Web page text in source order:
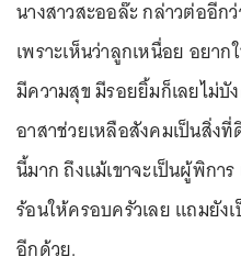
นางสาวสะออล๊ะ กล่าวต่ออีก
เพราะเห็นว่าลูกเหนื่อย อยา
มีความสุข มีรอยยิ้มก็เลยไม่บั
อาสาช่วยเหลือสังคมเป็นสิ่
นี้มาก ถึงแม้เขาจะเป็นผู้พิกา
ร้อนให้ครอบครัวเลย แถมยัง
อีกด้วย.